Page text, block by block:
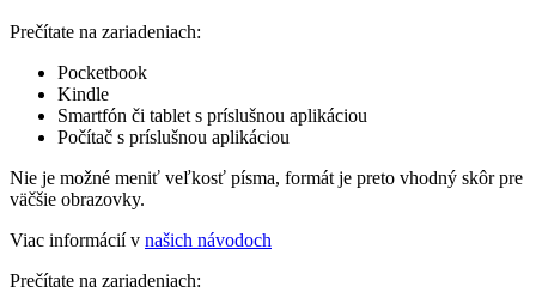
Prečítate na zariadeniach:
Pocketbook
Kindle
Smartfón či tablet s príslušnou aplikáciou
Počítač s príslušnou aplikáciou
Nie je možné meniť veľkosť písma, formát je preto vhodný skôr pre
väčšie obrazovky.
Viac informácií v našich návodoch
Prečítate na zariadeniach: